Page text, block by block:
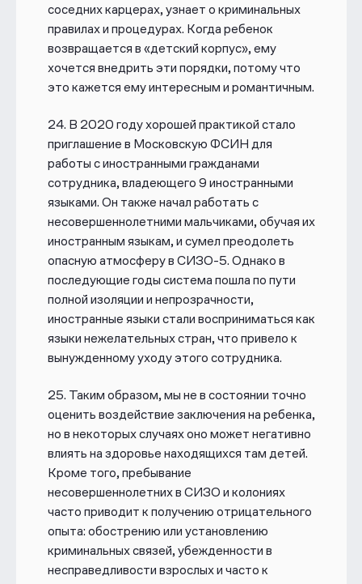
соседних карцерах, узнает о криминальных
правилах и процедурах. Когда ребенок
возвращается в «детский корпус», ему
хочется внедрить эти порядки, потому что
это кажется ему интересным и романтичным.
24. В 2020 году хорошей практикой стало
приглашение в Московскую ФСИН для
работы с иностранными гражданами
сотрудника, владеющего 9 иностранными
языками. Он также начал работать с
несовершеннолетними мальчиками, обучая их
иностранным языкам, и сумел преодолеть
опасную атмосферу в СИЗО-5. Однако в
последующие годы система пошла по пути
полной изоляции и непрозрачности,
иностранные языки стали восприниматься как
языки нежелательных стран, что привело к
вынужденному уходу этого сотрудника.
25. Таким образом, мы не в состоянии точно
оценить воздействие заключения на ребенка,
но в некоторых случаях оно может негативно
влиять на здоровье находящихся там детей.
Кроме того, пребывание
несовершеннолетних в СИЗО и колониях
часто приводит к получению отрицательного
опыта: обострению или установлению
криминальных связей, убежденности в
несправедливости взрослых и часто к